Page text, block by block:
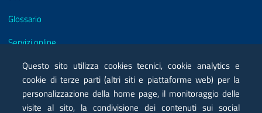
Glossario
Servizi online
Moduli
Posta elettronica certificata PEC
Questo sito utilizza cookies tecnici, cookie analytics e
cookie di terze parti (altri siti e piattaforme web) per la
personalizzazione della home page, il monitoraggio delle
visite al sito, la condivisione dei contenuti sui social